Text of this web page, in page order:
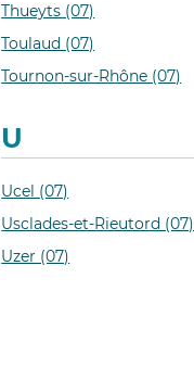
Thueyts (07)
Toulaud (07)
Tournon-sur-Rhône (07)
U
Ucel (07)
Usclades-et-Rieutord (07)
Uzer (07)